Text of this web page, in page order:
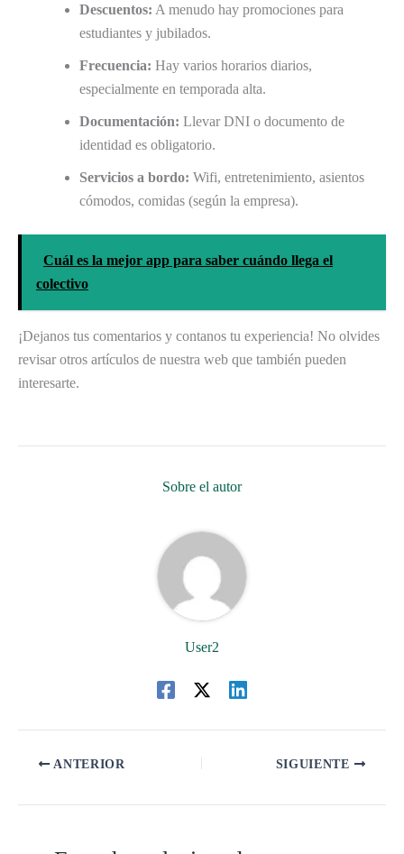
Descuentos: A menudo hay promociones para
estudiantes y jubilados.
Frecuencia: Hay varios horarios diarios,
especialmente en temporada alta.
Documentación: Llevar DNI o documento de
identidad es obligatorio.
Servicios a bordo: Wifi, entretenimiento, asientos
cómodos, comidas (según la empresa).
Cuál es la mejor app para saber cuándo llega el
colectivo
¡Dejanos tus comentarios y contanos tu experiencia! No olvides
revisar otros artículos de nuestra web que también pueden
interesarte.
Sobre el autor
User2
ANTERIOR SIGUIENTE